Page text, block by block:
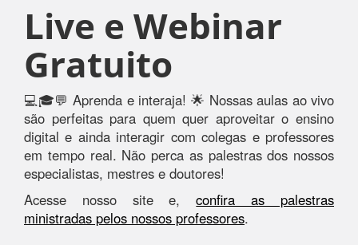
Live e Webinar
Gratuito
💻🎓💬 Aprenda e interaja! 🌟 Nossas aulas ao vivo
são perfeitas para quem quer aproveitar o ensino
digital e ainda interagir com colegas e professores
em tempo real. Não perca as palestras dos nossos
especialistas, mestres e doutores!
Acesse nosso site e,confira as palestras
ministradas pelos nossos professores.